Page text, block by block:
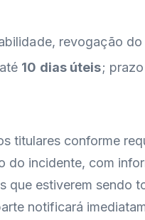
revogação
10 dias úteis;
titulares conforme
do incidente, com
estiverem sendo
notificará